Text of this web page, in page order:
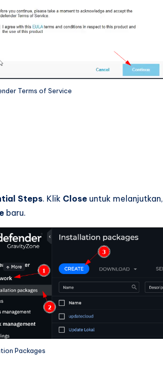
Terms of Service
Steps. Klik Close untuk melanjutkan,
baru.
Packages